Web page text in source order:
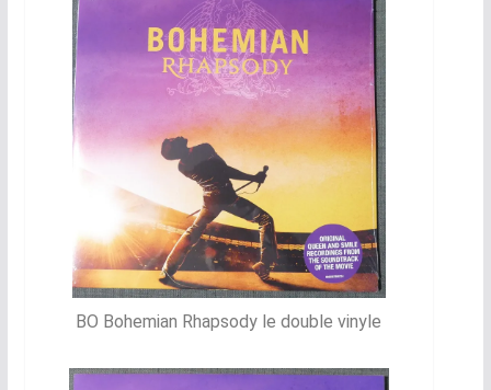
BO Bohemian Rhapsody le double vinyle